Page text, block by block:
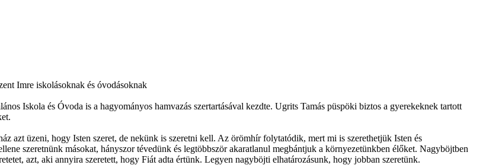
Imre iskolásoknak és óvodásoknak
Iskola és Óvoda is a hagyományos hamvazás szertartásával kezdte. Ugrits Tamás püspöki biztos a gyerekeknek tartott
azt üzeni, hogy Isten szeret, de nekünk is szeretni kell. Az örömhír folytatódik, mert mi is szerethetjük Isten és
szeretnünk másokat, hányszor tévedünk és legtöbbször akaratlanul megbántjuk a környezetünkben élőket. Nagyböjtben
azt, aki annyira szeretett, hogy Fiát adta értünk. Legyen nagyböjti elhatározásunk, hogy jobban szeretünk.